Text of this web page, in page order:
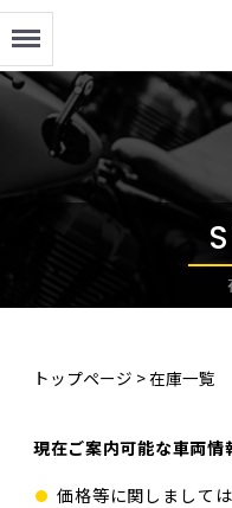
トップページ >在庫一覧
現在ご案内可能な車両情
価格等に関しましては